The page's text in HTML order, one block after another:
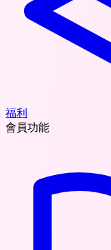
福利
會員功能